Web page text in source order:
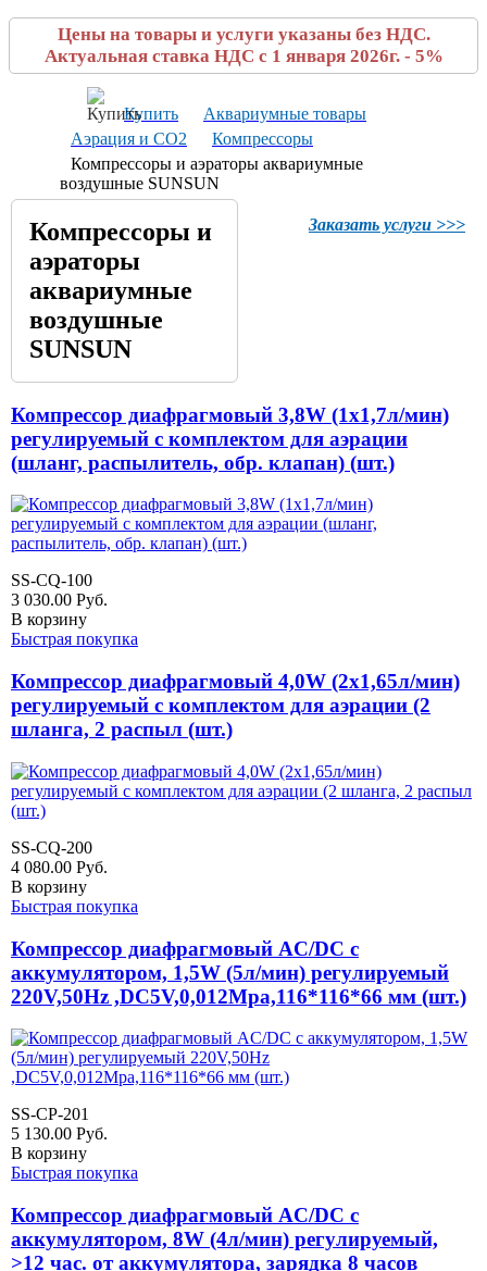
Цены на товары и услуги указаны без НДС.
Актуальная ставка НДС с 1 января 2026г. - 5%
Купить
Аквариумные товары
Аэрация и CO2
Компрессоры
Компрессоры и аэраторы аквариумные
воздушные SUNSUN
Заказать услуги >>>
Компрессоры и
аэраторы
аквариумные
воздушные
SUNSUN
Компрессор диафрагмовый 3,8W (1x1,7л/мин)
регулируемый с комплектом для аэрации
(шланг, распылитель, обр. клапан) (шт.)
SS-CQ-100
3 030.00 Руб.
В корзину
Быстрая покупка
Компрессор диафрагмовый 4,0W (2x1,65л/мин)
регулируемый с комплектом для аэрации (2
шланга, 2 распыл (шт.)
SS-CQ-200
4 080.00 Руб.
В корзину
Быстрая покупка
Компрессор диафрагмовый AC/DC с
аккумулятором, 1,5W (5л/мин) регулируемый
220V,50Hz ,DC5V,0,012Mpa,116*116*66 мм (шт.)
SS-CP-201
5 130.00 Руб.
В корзину
Быстрая покупка
Компрессор диафрагмовый AC/DC с
аккумулятором, 8W (4л/мин) регулируемый,
>12 час. от аккумулятора, зарядка 8 часов